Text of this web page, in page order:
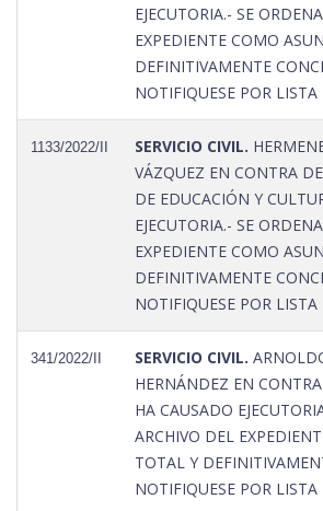
EJECUTORIA.- SE
EXPEDIENTE COMO
DEFINITIVAMENTE
NOTIFIQUESE POR LISTA
1133/2022/II SERVICIO CIVIL.
VÁZQUEZ EN CONTRA
DE EDUCACIÓN Y
EJECUTORIA.- SE
EXPEDIENTE COMO
DEFINITIVAMENTE
NOTIFIQUESE POR LISTA
341/2022/II SERVICIO CIVIL.
HERNÁNDEZ EN
HA CAUSADO
ARCHIVO DEL
TOTAL Y
NOTIFIQUESE POR LISTA